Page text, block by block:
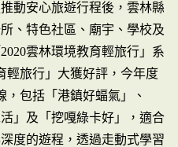
動安心旅遊行程後，雲林縣
、特色社區、廟宇、學校及
雲林環境教育輕旅行」系
輕旅行」大獲好評，今年度
包括「港鎮好蝠氣」、
」及「挖嘎綠卡好」，適合
度的遊程，透過走動式學習